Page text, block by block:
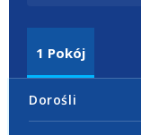
1 Pokój
Dorośli